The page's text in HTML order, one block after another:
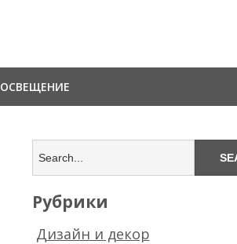
ОСВЕЩЕНИЕ
Рубрики
Дизайн и декор